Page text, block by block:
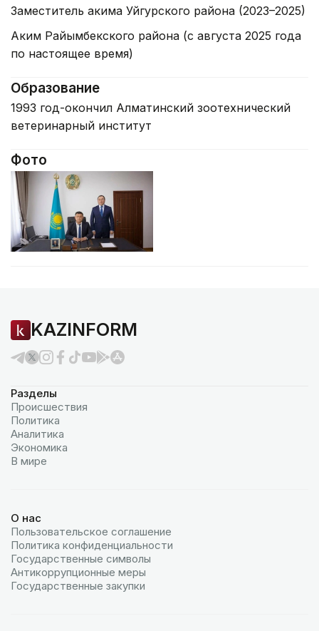
Заместитель акима Уйгурского района (2023–2025)
Аким Райымбекского района (с августа 2025 года
по настоящее время)
Образование
1993 год-окончил Алматинский зоотехнический
ветеринарный институт
Фото
KAZINFORM
Разделы
Происшествия
Политика
Аналитика
Экономика
В мире
О нас
Пользовательское соглашение
Политика конфиденциальности
Государственные символы
Антикоррупционные меры
Государственные закупки